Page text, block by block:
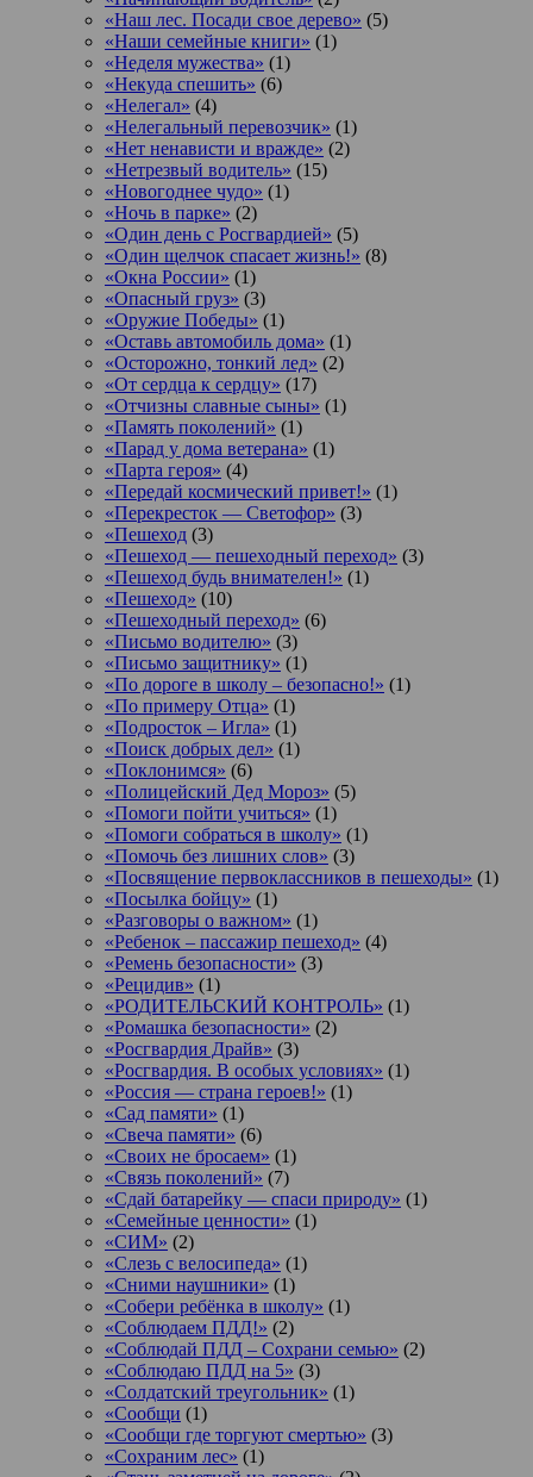
«Наш лес. Посади свое дерево» (5)
«Наши семейные книги» (1)
«Неделя мужества» (1)
«Некуда спешить» (6)
«Нелегал» (4)
«Нелегальный перевозчик» (1)
«Нет ненависти и вражде» (2)
«Нетрезвый водитель» (15)
«Новогоднее чудо» (1)
«Ночь в парке» (2)
«Один день с Росгвардией» (5)
«Один щелчок спасает жизнь!» (8)
«Окна России» (1)
«Опасный груз» (3)
«Оружие Победы» (1)
«Оставь автомобиль дома» (1)
«Осторожно, тонкий лед» (2)
«От сердца к сердцу» (17)
«Отчизны славные сыны» (1)
«Память поколений» (1)
«Парад у дома ветерана» (1)
«Парта героя» (4)
«Передай космический привет!» (1)
«Перекресток — Светофор» (3)
«Пешеход (3)
«Пешеход — пешеходный переход» (3)
«Пешеход будь внимателен!» (1)
«Пешеход» (10)
«Пешеходный переход» (6)
«Письмо водителю» (3)
«Письмо защитнику» (1)
«По дороге в школу – безопасно!» (1)
«По примеру Отца» (1)
«Подросток ‒ Игла» (1)
«Поиск добрых дел» (1)
«Поклонимся» (6)
«Полицейский Дед Мороз» (5)
«Помоги пойти учиться» (1)
«Помоги собраться в школу» (1)
«Помочь без лишних слов» (3)
«Посвящение первоклассников в пешеходы» (1)
«Посылка бойцу» (1)
«Разговоры о важном» (1)
«Ребенок – пассажир пешеход» (4)
«Ремень безопасности» (3)
«Рецидив» (1)
«РОДИТЕЛЬСКИЙ КОНТРОЛЬ» (1)
«Ромашка безопасности» (2)
«Росгвардия Драйв» (3)
«Росгвардия. В особых условиях» (1)
«Россия — страна героев!» (1)
«Сад памяти» (1)
«Свеча памяти» (6)
«Своих не бросаем» (1)
«Связь поколений» (7)
«Сдай батарейку — спаси природу» (1)
«Семейные ценности» (1)
«СИМ» (2)
«Слезь с велосипеда» (1)
«Сними наушники» (1)
«Собери ребёнка в школу» (1)
«Соблюдаем ПДД!» (2)
«Соблюдай ПДД – Сохрани семью» (2)
«Соблюдаю ПДД на 5» (3)
«Солдатский треугольник» (1)
«Сообщи (1)
«Сообщи где торгуют смертью» (3)
«Сохраним лес» (1)